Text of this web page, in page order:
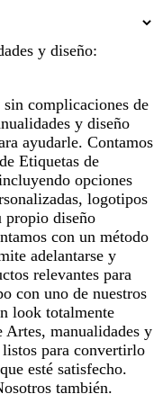
y diseño:
complicaciones de
y diseño
ayudarle. Contamos
Etiquetas de
opciones
logotipos
propio diseño
con un método
adelantarse y
relevantes para
con uno de nuestros
look totalmente
Artes, manualidades y
listos para convertirlo
esté satisfecho.
también.